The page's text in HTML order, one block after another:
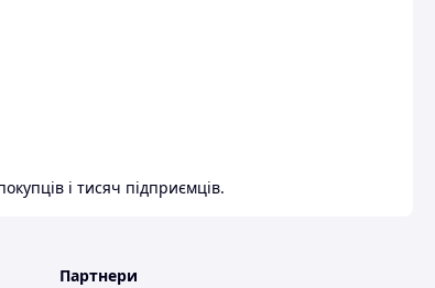
і тисяч підприємців.
Партнери